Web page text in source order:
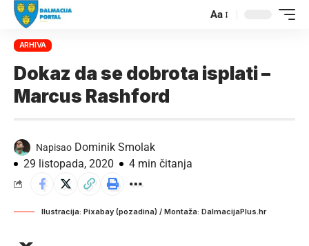
Aa
ARHIVA
Dokaz da se dobrota isplati –
Marcus Rashford
Napisao Dominik Smolak
29 listopada, 2020
4 min čitanja
Ilustracija: Pixabay (pozadina) / Montaža: DalmacijaPlus.hr